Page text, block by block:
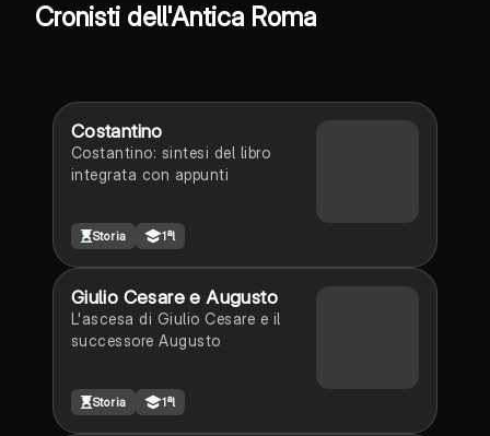
Cronisti dell'Antica Roma
Costantino
Costantino: sintesi del libro
integrata con appunti
Storia 1ªl
Giulio Cesare e Augusto
L'ascesa di Giulio Cesare e il
successore Augusto
Storia 1ªl